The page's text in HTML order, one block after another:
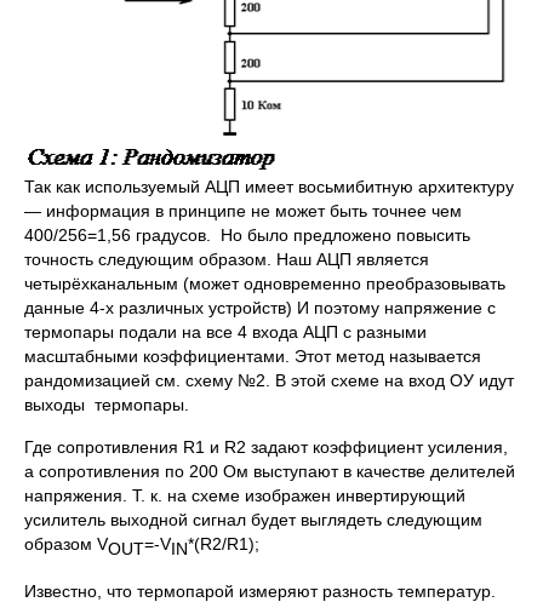
Так как используемый АЦП имеет восьмибитную архитектуру
— информация в принципе не может быть точнее чем
400/256=1,56 градусов. Но было предложено повысить
точность следующим образом. Наш АЦП является
четырёхканальным (может одновременно преобразовывать
данные 4-х различных устройств) И поэтому напряжение с
термопары подали на все 4 входа АЦП с разными
масштабными коэффициентами. Этот метод называется
рандомизацией см. схему №2. В этой схеме на вход ОУ идут
выходы термопары.
Где сопротивления R1 и R2 задают коэффициент усиления,
а сопротивления по 200 Ом выступают в качестве делителей
напряжения. Т. к. на схеме изображен инвертирующий
усилитель выходной сигнал будет выглядеть следующим
образом VOUT=-VIN*(R2/R1);
Известно, что термопарой измеряют разность температур.